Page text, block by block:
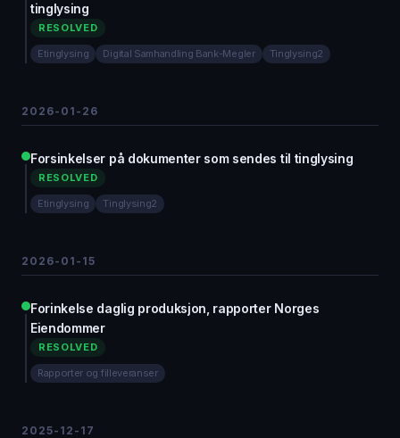
tinglysing
RESOLVED
Etinglysing Digital Samhandling Bank-Megler Tinglysing2
2026-01-26
Forsinkelser på dokumenter som sendes til tinglysing
RESOLVED
Etinglysing Tinglysing2
2026-01-15
Forinkelse daglig produksjon, rapporter Norges
Eiendommer
RESOLVED
Rapporter og filleveranser
2025-12-17